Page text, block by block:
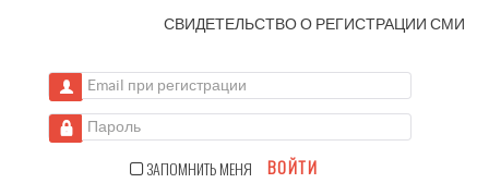
СВИДЕТЕЛЬСТВО О РЕГИСТРАЦИИСМИ
Email при регистрации
Пароль
ЗАПОМНИТЬ МЕНЯ ВОЙТИ